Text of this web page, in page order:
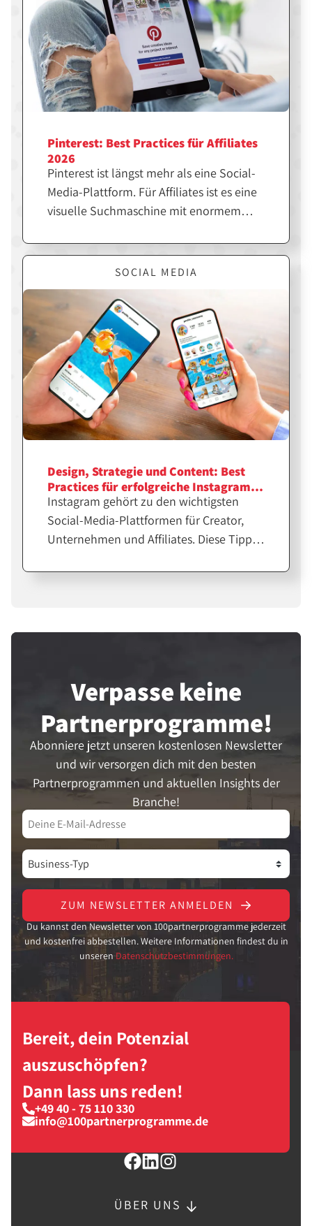
Pinterest: Best Practices für Affiliates
2026
Pinterest ist längst mehr als eine Social-
Media-Plattform. Für Affiliates ist es eine
visuelle Suchmaschine mit enormem
erstellt, kann langfristig Traffic, Klicks
und Sales generieren. Hier erfährst du,
was dir dabei hilft.
SOCIAL MEDIA
Design, Strategie und Content: Best
Practices für erfolgreiche Instagram-
Feeds
Instagram gehört zu den wichtigsten
Social-Media-Plattformen für Creator,
Unternehmen und Affiliates. Diese Tipps
professioneller Feeds für eine größere
Verpasse keine
Partner­programme!
Abonniere jetzt unseren kostenlosen Newsletter
und wir versorgen dich mit den besten
Partnerprogrammen und aktuellen Insights der
Branche!
ZUM NEWSLETTER ANMELDEN
Du kannst den Newsletter von 100partnerprogramme jederzeit
und kostenfrei abbestellen. Weitere Informationen findest du in
unseren Datenschutzbestimmungen.
Bereit, dein Potenzial
auszuschöpfen?
Dann lass uns reden!
+49 40 - 75 110 330
info@100partnerprogramme.de
ÜBER UNS